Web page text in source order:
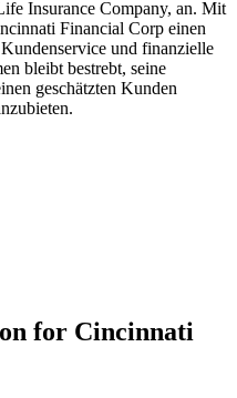
Insurance Company, an. Mit
Financial Corp einen
und finanzielle
bleibt bestrebt, seine
geschätzten Kunden
for Cincinnati